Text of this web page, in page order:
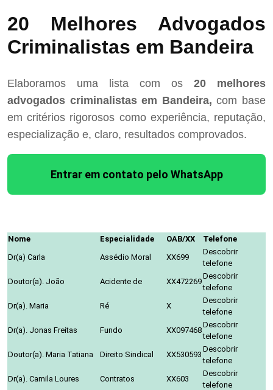
20 Melhores Advogados
Criminalistas em Bandeira
Elaboramos uma lista com os 20 melhores
advogados criminalistas em Bandeira, com base
em critérios rigorosos como experiência, reputação,
especialização e, claro, resultados comprovados.
Entrar em contato pelo WhatsApp
Nome Especialidade OAB/XX
Telefone
Dr(a) Carla
Assédio Moral XX699
Descobrir
telefone
Doutor(a). João
Acidente de XX472269
Descobrir
telefone
Dr(a). Maria
Ré X
Descobrir
telefone
Dr(a). Jonas Freitas
Fundo XX097468
Descobrir
telefone
Doutor(a). Maria Tatiana
Direito Sindical XX530593
Descobrir
telefone
Dr(a). Camila Loures
Contratos XX603
Descobrir
telefone